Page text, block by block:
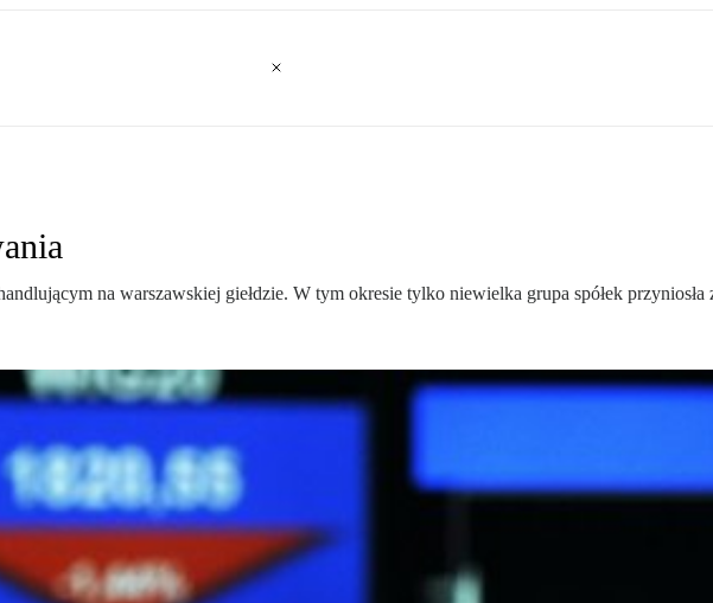
na warszawskiej giełdzie. W tym okresie tylko niewielka grupa spółek